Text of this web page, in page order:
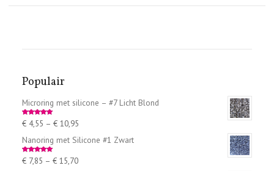
Populair
Microring met silicone – #7 Licht Blond
Rated5.00
out of 5
€4,55 – €10,95
Nanoring met Silicone #1 Zwart
Rated5.00
out of 5
€7,85 – €15,70